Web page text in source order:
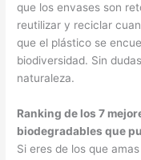
que los envases son
reutilizar y reciclar
que el plástico se
biodiversidad. Sin
naturaleza.
Ranking de los 7
biodegradables que
Si eres de los que